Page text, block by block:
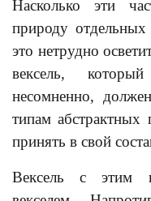
Насколько эти
природу
это нетрудно
вексель,
несомненно,
типам абстрактных
принять в свой
Вексель с этим